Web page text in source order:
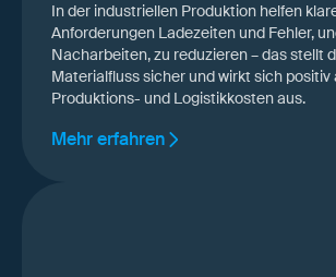
In der industriellen Produktion helfen
Anforderungen Ladezeiten und Fehler,
Nacharbeiten, zu reduzieren – das stellt
Materialfluss sicher und wirkt sich positiv
Produktions- und Logistikkosten aus.
Mehr erfahren